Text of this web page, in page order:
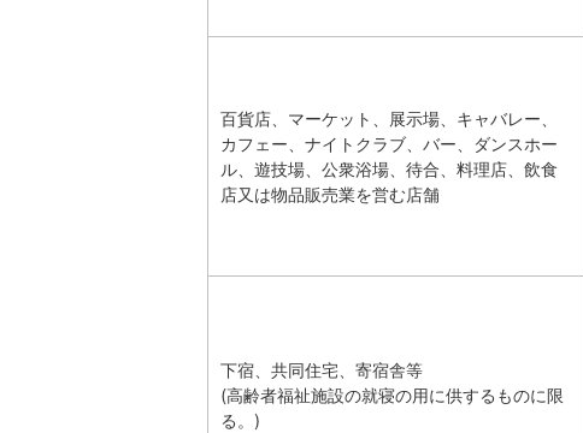
百貨店、マーケット、展示場、キャバレー、
カフェー、ナイトクラブ、バー、ダンスホー
ル、遊技場、公衆浴場、待合、料理店、飲食
店又は物品販売業を営む店舗
下宿、共同住宅、寄宿舎等
(高齢者福祉施設の就寝の用に供するものに限
る。)